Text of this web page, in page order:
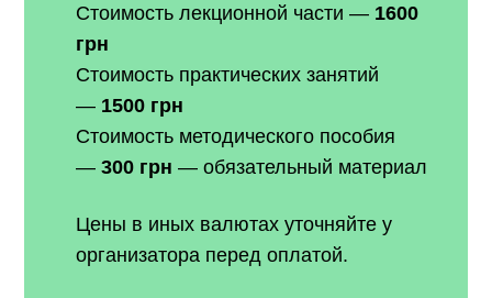
Стоимость лекционной части — 1600
грн
Стоимость практических занятий
— 1500 грн
Стоимость методического пособия
— 300 грн— обязательный материал
Цены в иных валютах уточняйте у
организатора перед оплатой.